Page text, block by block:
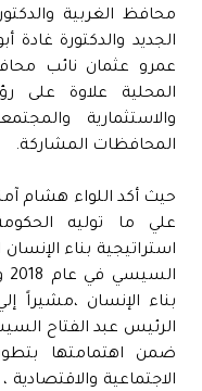
محافظ الغربية
الجديد والدكتورة غادة
عمرو عثمان نائب
المحلية علاوة على
والاستثمارية
المحافظات المشاركة.
حيث أكد اللواء هشام
علي ما توليه
استراتيجية بناء
بناء الإنسان ،مشيراً
الرئيس عبد الفتاح
ضمن اهتمامتها
الاجتماعية